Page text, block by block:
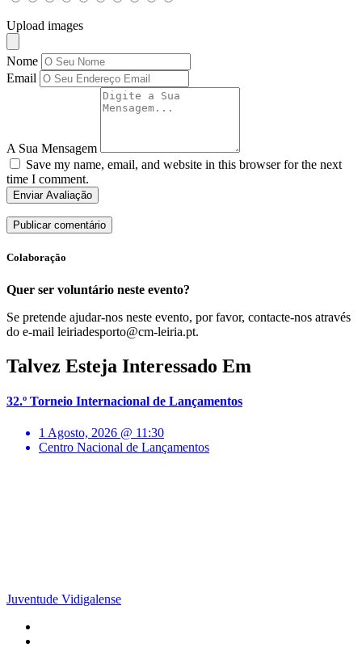
Upload images
Nome
Email
A Sua Mensagem
Save my name, email, and website in this browser for the next
time I comment.
Enviar Avaliação
Colaboração
Quer ser voluntário neste evento?
Se pretende ajudar-nos neste evento, por favor, contacte-nos através
do e-mail leiriadesporto@cm-leiria.pt.
Talvez Esteja Interessado Em
32.º Torneio Internacional de Lançamentos
1 Agosto, 2026 @ 11:30
Centro Nacional de Lançamentos
Juventude Vidigalense